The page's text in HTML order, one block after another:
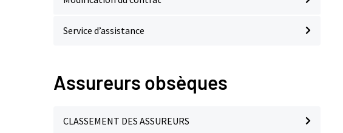
Service d’assistance
Assureurs obsèques
CLASSEMENT DES ASSUREURS